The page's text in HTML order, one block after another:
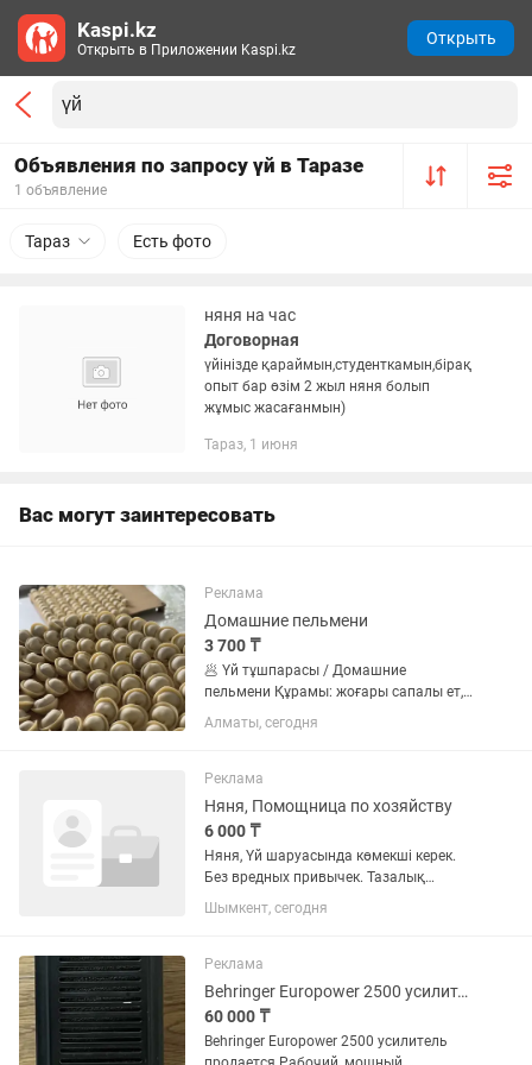
Объявления по запросу үй в Таразе
1 объявление
Тараз Есть фото
няня на час
Договорная
үйінізде қараймын,студенткамын,бірақ
опыт бар өзім 2 жыл няня болып
жұмыс жасағанмын)
Тараз, 1 июня
Вас могут заинтересовать
Реклама
Домашние пельмени
3 700 ₸
🥟 Үй тұшпарасы / Домашние
пельмени Құрамы: жоғары сапалы ет,
пияз, қамыр және табиғи дәмдеуіштер.
Үй жағдайында қолмен дайындалады.
Алматы, сегодня
Реклама
Няня, Помощница по хозяйству
6 000 ₸
Няня, Үй шаруасында көмекші керек.
Без вредных привычек. Тазалық
сақтайтын, жұмысына толық жауапты,
тиянақты, уақытты үнемді жұмсайтын,
қызықтыра алатын, жанашыр адам...
Шымкент, сегодня
Реклама
Behringer Europower 2500 усилитель продается
60 000 ₸
Behringer Europower 2500 усилитель
Kaspi.kz
Открыть в Приложении Kaspi.kz
Открыть